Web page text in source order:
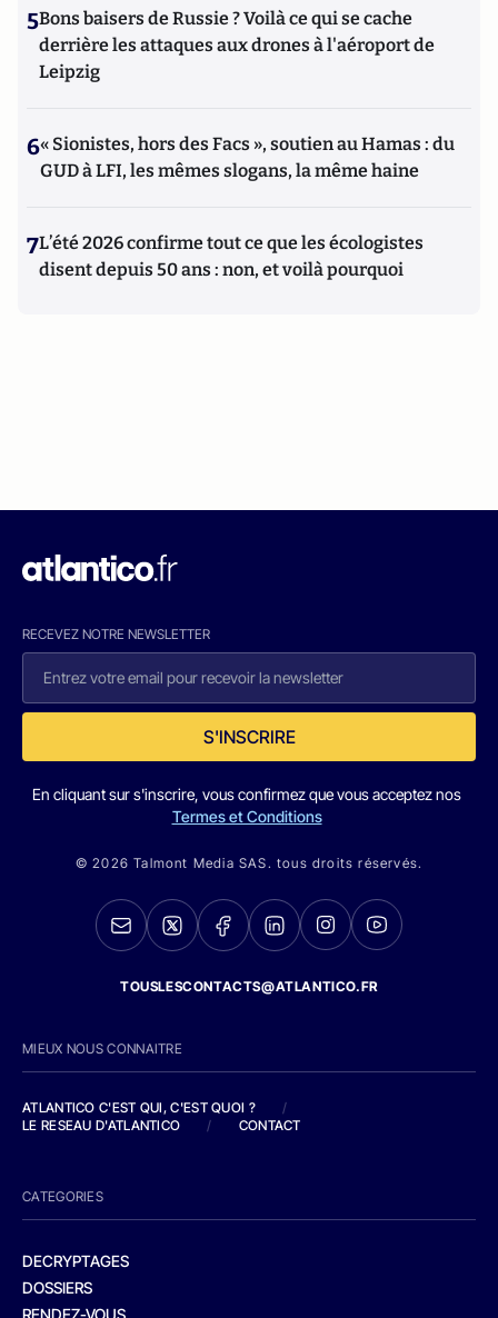
5Bons baisers de Russie ? Voilà ce qui se cache
derrière les attaques aux drones à l'aéroport de
Leipzig
6« Sionistes, hors des Facs », soutien au Hamas : du
GUD à LFI, les mêmes slogans, la même haine
7L’été 2026 confirme tout ce que les écologistes
disent depuis 50 ans : non, et voilà pourquoi
RECEVEZ NOTRE NEWSLETTER
S'INSCRIRE
En cliquant sur s'inscrire, vous confirmez que vous acceptez nos
Termes et Conditions
© 2026 Talmont Media SAS. tous droits réservés.
TOUSLESCONTACTS@ATLANTICO.FR
MIEUX NOUS CONNAITRE
ATLANTICO C'EST QUI, C'EST QUOI ?
/
LE RESEAU D'ATLANTICO
/ CONTACT
CATEGORIES
DECRYPTAGES
DOSSIERS
RENDEZ-VOUS